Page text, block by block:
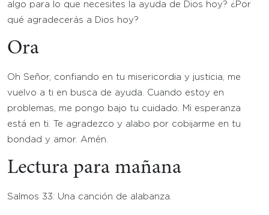
algo para lo que necesites la ayuda de Dios hoy? ¿Por
qué agradecerás a Dios hoy?
Ora
Oh Señor, confiando en tu misericordia y justicia, me
vuelvo a ti en busca de ayuda. Cuando estoy en
problemas, me pongo bajo tu cuidado. Mi esperanza
está en ti. Te agradezco y alabo por cobijarme en tu
bondad y amor. Amén.
Lectura para mañana
Salmos 33: Una canción de alabanza.